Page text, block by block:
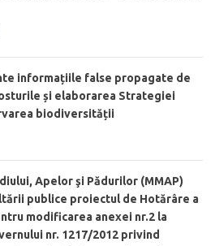
informațiile false propagate de
și elaborarea Strategiei
biodiversității
Apelor şi Pădurilor (MMAP)
publice proiectul de Hotărâre a
modificarea anexei nr.2 la
nr. 1217/2012 privind